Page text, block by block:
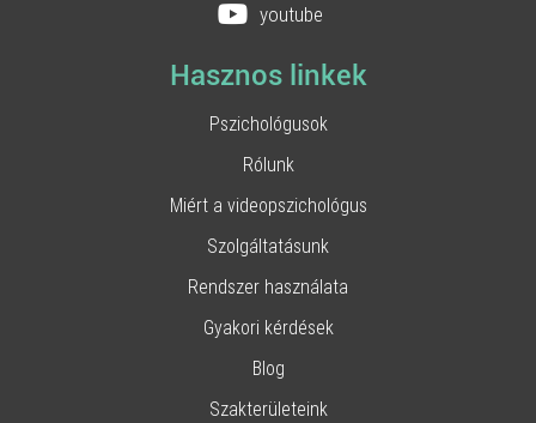
youtube
Hasznos linkek
Pszichológusok
Rólunk
Miért a videopszichológus
Szolgáltatásunk
Rendszer használata
Gyakori kérdések
Blog
Szakterületeink